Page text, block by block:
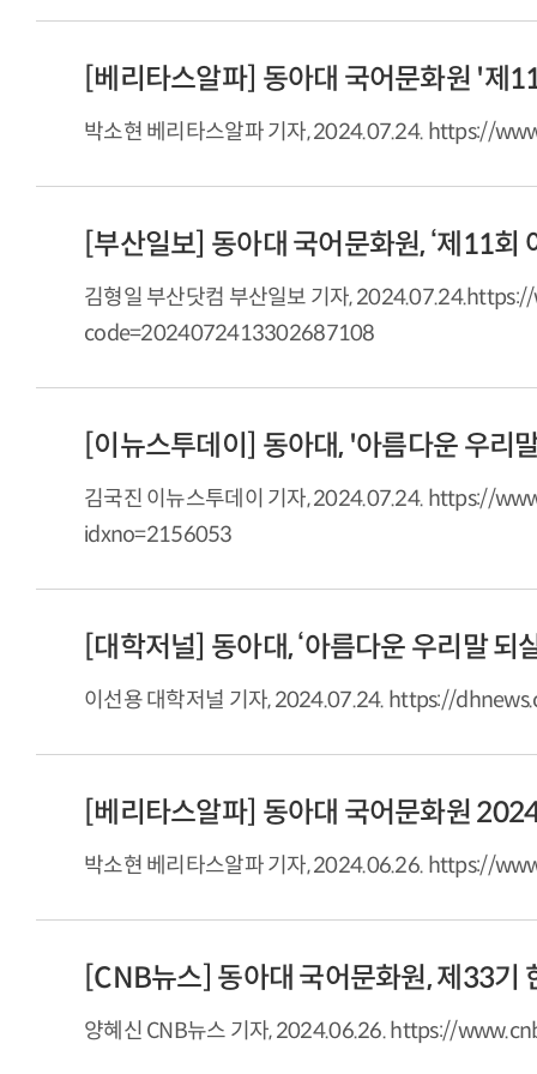
박소현 베리타스알파 기자, 2024.07.24. https://
[부산일보] 동아대 국어문화원, ‘제11회
김형일 부산닷컴 부산일보 기자,
code=2024072413302687108
[이뉴스투데이] 동아대, '아름다운 우리
김국진 이뉴스투데이 기자, 2024.07.24. https://
idxno=2156053
[대학저널] 동아대, ‘아름다운 우리말 되
이선용 대학저널 기자, 2024.07.24. https://
박소현 베리타스알파 기자, 2024.06.26. https://
[CNB뉴스] 동아대 국어문화원, 제33기
양혜신 CNB뉴스 기자, 2024.06.26. https://